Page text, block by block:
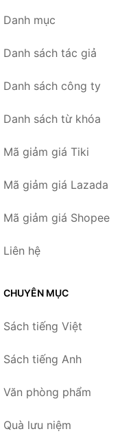
Danh mục
Danh sách tác giả
Danh sách công ty
Danh sách từ khóa
Mã giảm giá Tiki
Mã giảm giá Lazada
Mã giảm giá Shopee
Liên hệ
CHUYÊN MỤC
Sách tiếng Việt
Sách tiếng Anh
Văn phòng phẩm
Quà lưu niệm